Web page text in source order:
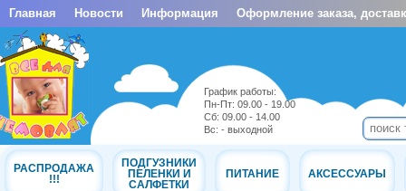
Главная Новости Информация Оформление заказа,
График работы:
Пн-Пт: 09.00 - 19.00
Cб: 09.00 - 14.00
Вс: - выходной
РАСПРОДАЖА
!!!
ПОДГУЗНИКИ
ПЕЛЕНКИ И
САЛФЕТКИ
ПИТАНИЕ АКСЕССУАРЫ